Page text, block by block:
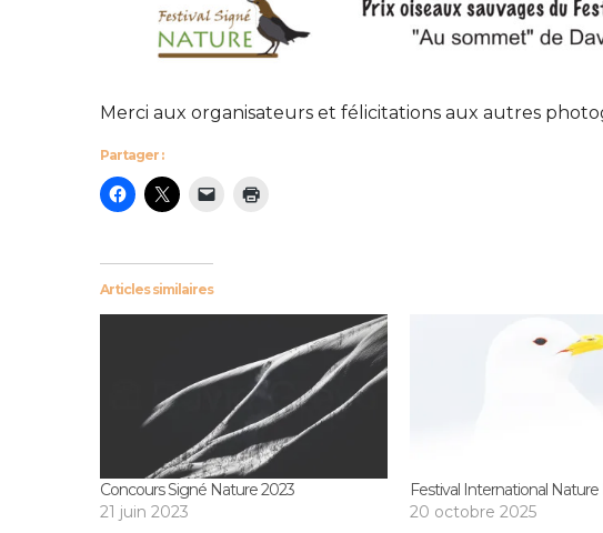
Merci aux organisateurs et félicitations aux autres
Partager :
Articles similaires
Concours Signé Nature 2023
21 juin 2023
Festival International
20 octobre 2025